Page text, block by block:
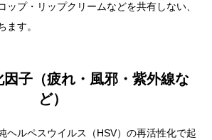
ップ・リップクリームなどを共有しない、
ます。
子（疲れ・風邪・紫外線な
ど）
ヘルペスウイルス（HSV）の再活性化で起